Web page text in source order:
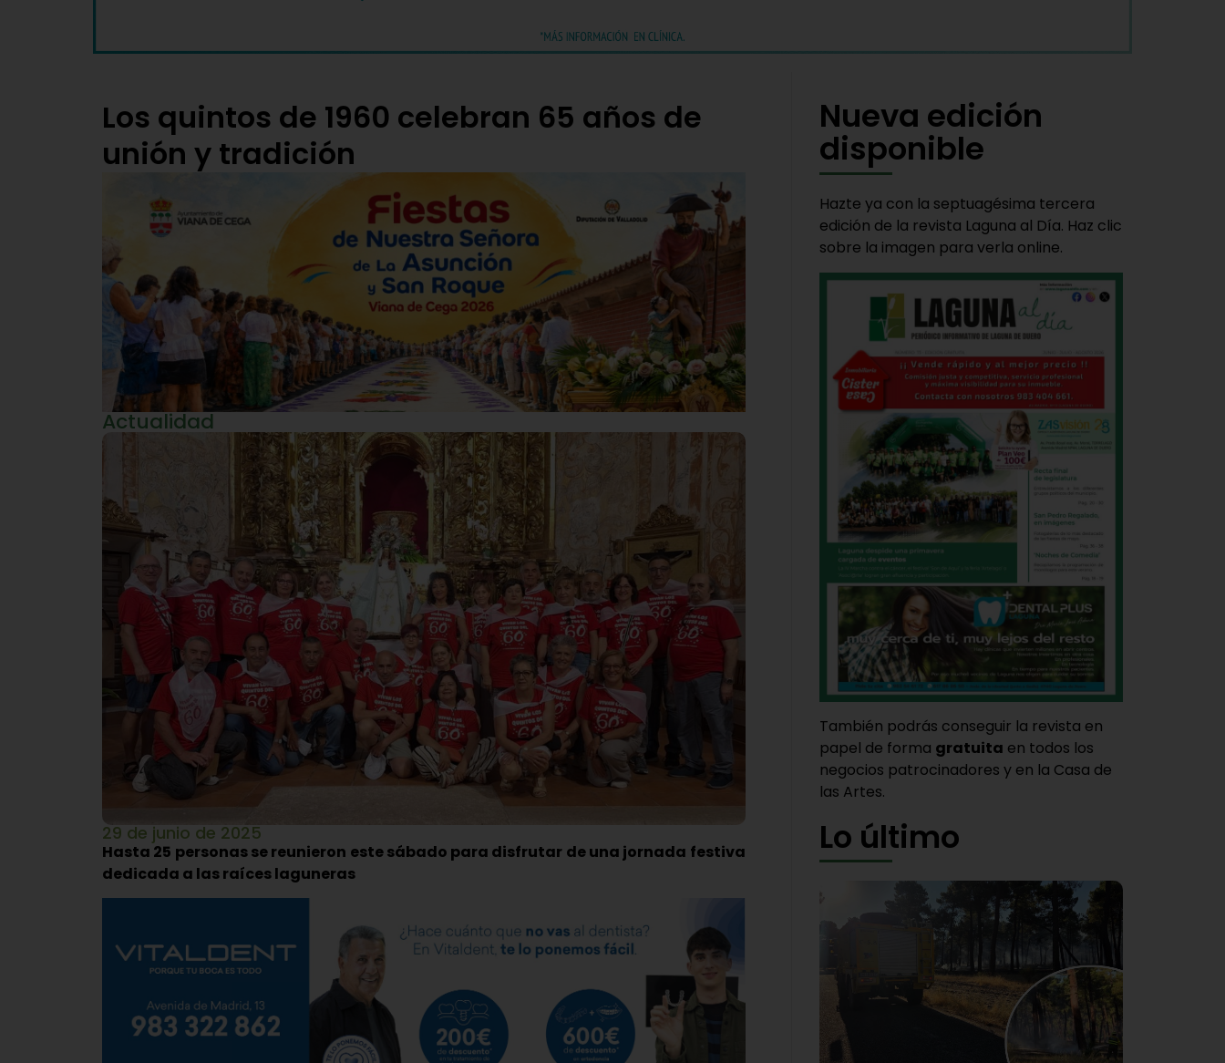
Los quintos de 1960 celebran 65 años de
unión y tradición
Actualidad
29 de junio de 2025
Hasta 25 personas se reunieron este sábado para disfrutar de una jornada festiva
dedicada a las raíces laguneras
Nueva edición
disponible
Hazte ya con la septuagésima tercera
edición de la revista Laguna al Día. Haz clic
sobre la imagen para verla online.
También podrás conseguir la revista en
papel de forma gratuita en todos los
negocios patrocinadores y en la Casa de
las Artes.
Lo último